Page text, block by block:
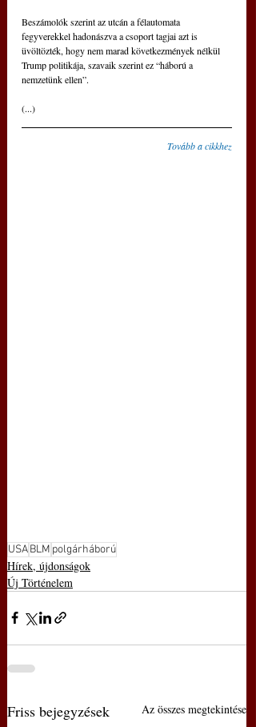
Beszámolók szerint az utcán a félautomata
fegyverekkel hadonászva a csoport tagjai azt is
üvöltözték, hogy nem marad következmények nélkül
Trump politikája, szavaik szerint ez “háború a
nemzetünk ellen”.
(...)
Tovább a cikkhez
USABLM polgárháború
Hírek, újdonságok
Új Történelem
Friss bejegyzések Az összes megtekintése